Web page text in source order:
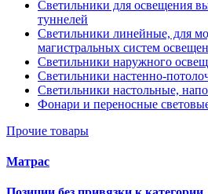
Светильники для освещения
туннелей
Светильники линейные, для
магистральных систем
Светильники наружного
Светильники настенно-
Светильники настольные,
Фонари и переносные
Прочие товары
Матрас